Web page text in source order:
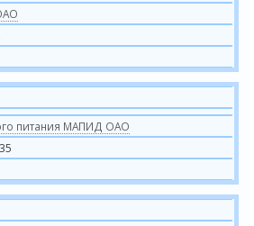
питания МАПИД ОАО